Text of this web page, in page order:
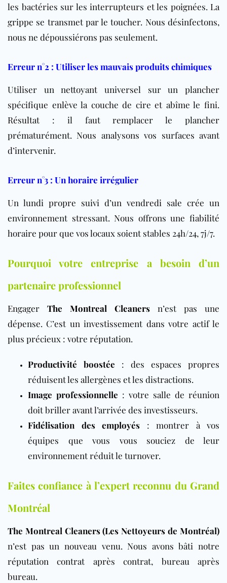
les bactéries sur les interrupteurs et les poignées. La
grippe se transmet par le toucher. Nous désinfectons,
nous ne dépoussiérons pas seulement.
Erreur n°2 : Utiliser les mauvais produits chimiques
Utiliser un nettoyant universel sur un plancher
spécifique enlève la couche de cire et abîme le fini.
Résultat : il faut remplacer le plancher
prématurément. Nous analysons vos surfaces avant
d’intervenir.
Erreur n°3 : Un horaire irrégulier
Un lundi propre suivi d’un vendredi sale crée un
environnement stressant. Nous offrons une fiabilité
horaire pour que vos locaux soient stables 24h/24, 7j/7.
Pourquoi votre entreprise a besoin d’un
partenaire professionnel
Engager The Montreal Cleaners n’est pas une
dépense. C’est un investissement dans votre actif le
plus précieux : votre réputation.
Productivité boostée : des espaces propres
réduisent les allergènes et les distractions.
Image professionnelle : votre salle de réunion
doit briller avant l’arrivée des investisseurs.
Fidélisation des employés : montrer à vos
équipes que vous vous souciez de leur
environnement réduit le turnover.
Faites confiance à l’expert reconnu du Grand
Montréal
The Montreal Cleaners (Les Nettoyeurs de Montréal)
n’est pas un nouveau venu. Nous avons bâti notre
réputation contrat après contrat, bureau après
bureau.